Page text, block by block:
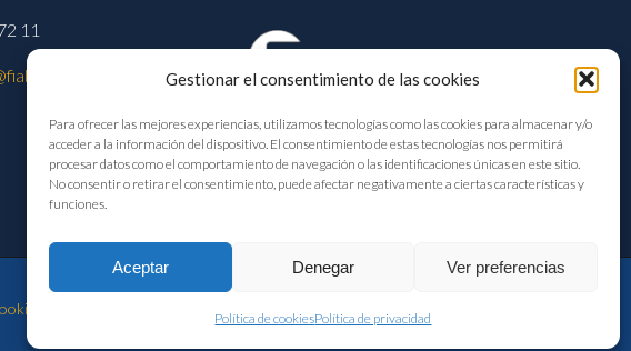
Gestionar el consentimiento de las cookies
Para ofrecer las mejores experiencias, utilizamos tecnologías como las cookies para almacenar y/o
acceder a la información del dispositivo. El consentimiento de estas tecnologías nos permitirá
procesar datos como el comportamiento de navegación o las identificaciones únicas en este sitio.
No consentir o retirar el consentimiento, puede afectar negativamente a ciertas características y
funciones.
Aceptar Denegar Ver preferencias
Política de cookiesPolítica de privacidad
11